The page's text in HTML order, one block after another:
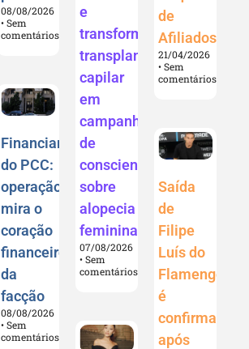
08/08/2026
Sem
comentários
Financiamento
do PCC:
operação
mira o
coração
financeiro
da
facção
08/08/2026
Sem
comentários
e
transforma
transplante
capilar
em
campanha
de
conscientização
sobre
alopecia
feminina
07/08/2026
Sem
comentários
de
Afiliados
21/04/2026
Sem
comentários
Saída
de
Filipe
Luís do
Flamengo
é
confirmada
após